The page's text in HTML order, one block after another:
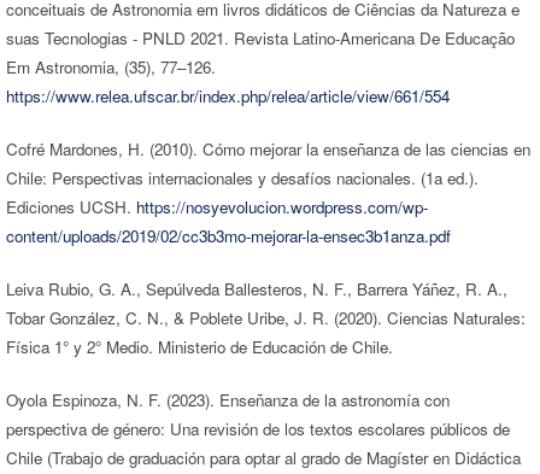
conceituais de Astronomia em livros didáticos de Ciências da Natureza e
suas Tecnologias - PNLD 2021. Revista Latino-Americana De Educação
Em Astronomia, (35), 77–126.
https://www.relea.ufscar.br/index.php/relea/article/view/661/554
Cofré Mardones, H. (2010). Cómo mejorar la enseñanza de las ciencias en
Chile: Perspectivas internacionales y desafíos nacionales. (1a ed.).
Ediciones UCSH. https://nosyevolucion.wordpress.com/wp-
content/uploads/2019/02/cc3b3mo-mejorar-la-ensec3b1anza.pdf
Leiva Rubio, G. A., Sepúlveda Ballesteros, N. F., Barrera Yáñez, R. A.,
Tobar González, C. N., & Poblete Uribe, J. R. (2020). Ciencias Naturales:
Física 1° y 2° Medio. Ministerio de Educación de Chile.
Oyola Espinoza, N. F. (2023). Enseñanza de la astronomía con
perspectiva de género: Una revisión de los textos escolares públicos de
Chile (Trabajo de graduación para optar al grado de Magíster en Didáctica